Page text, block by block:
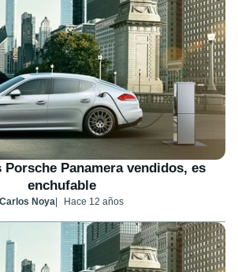
Porsche Panamera vendidos, es
enchufable
Carlos Noya Hace 12 años